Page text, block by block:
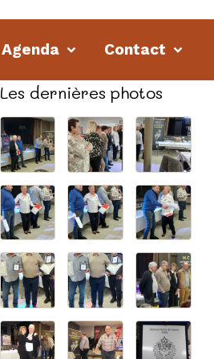
Agenda Contact
Les dernières photos